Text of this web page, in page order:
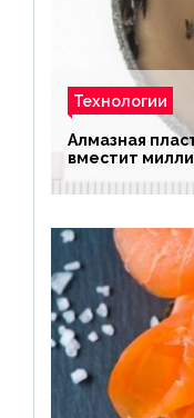
Технологии
Алмазная
вместит